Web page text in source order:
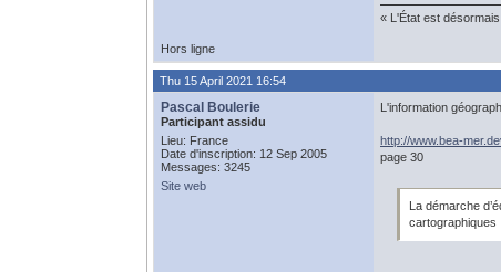
« L'État est
Hors ligne
Thu 15 April 2021 16:54
Pascal Boulerie
Participant assidu
Lieu: France
Date d'inscription: 12 Sep 2005
Messages: 3245
Site web
L'information
http://www.bea-
page 30
La démarche